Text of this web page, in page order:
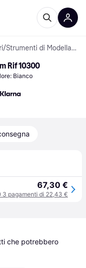
/ Strumenti di Modellazione
Rif 10300
Bianco
67,30 €
3 pagamenti di 22,43 €
che potrebbero